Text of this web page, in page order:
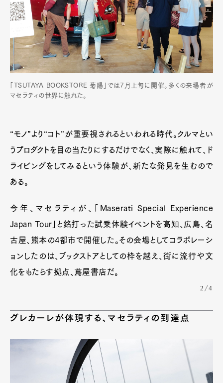
「TSUTAYA BOOKSTORE 菊陽」では7月上旬に開催。多くの来場者が
マセラティの世界に触れた。
“モノ”より“コト”が重要視されるといわれる時代。クルマとい
うプロダクトを目の当たりにするだけでなく、実際に触れて、ド
ライビングをしてみるという体験が、新たな発見を生むので
ある。
今年、マセラティが、「Maserati Special Experience
Japan Tour」と銘打った試乗体験イベントを高知、広島、名
古屋、熊本の4都市で開催した。その会場としてコラボレーシ
ョンしたのは、ブックストアとしての枠を越え、街に流行や文
化をもたらす拠点、蔦屋書店だ。
2/4
グレカーレが体現する、マセラティの到達点